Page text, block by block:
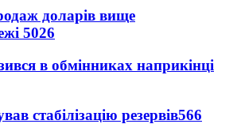
доларів вище
5026
в обмінниках наприкінці
стабілізацію резервів566